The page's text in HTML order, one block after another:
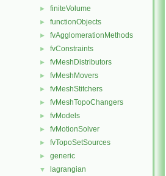
► finiteVolume
► functionObjects
► fvAgglomerationMethods
► fvConstraints
► fvMeshDistributors
► fvMeshMovers
► fvMeshStitchers
► fvMeshTopoChangers
► fvModels
► fvMotionSolver
► fvTopoSetSources
► generic
▼ lagrangian